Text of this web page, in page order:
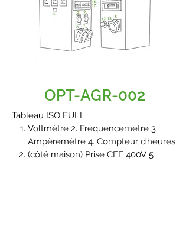
(côté terrain) Prise schuko 230V avec
(8.) disjoncteur de protection 16A
Isolateur de contrôle 12. Sélecteur
manuel 1/0/2 (maison/terrain)
OPT-AGR-002
Tableau ISO FULL
Voltmètre 2. Fréquencemètre 3.
Ampèremètre 4. Compteur d’heures
(côté maison) Prise CEE 400V 5